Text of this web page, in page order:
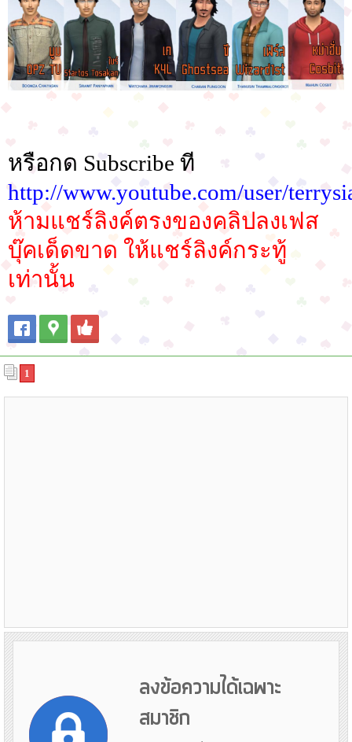
หรือกด Subscribe ที
http://www.youtube.com/user/
ห้ามแชร์ลิงค์ตรงของคลิปลงเฟส
บุ๊คเด็ดขาด ให้แชร์ลิงค์กระทู้
เท่านั้น
1
ลงข้อความได้เฉพาะ
สมาชิก